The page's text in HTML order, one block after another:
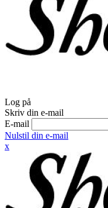
Log på
Skriv din e-mail
E-mail
Nulstil din e-mail
x